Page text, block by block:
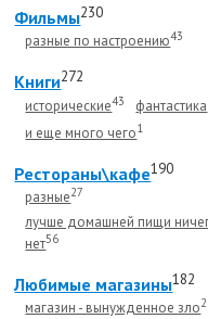
Фильмы230
разные по настроению43
Книги272
исторические43 фантастика
и еще много чего1
Рестораны\кафе190
разные27
лучше домашней пищи
нет56
Любимые магазины182
магазин - вынужденное зло